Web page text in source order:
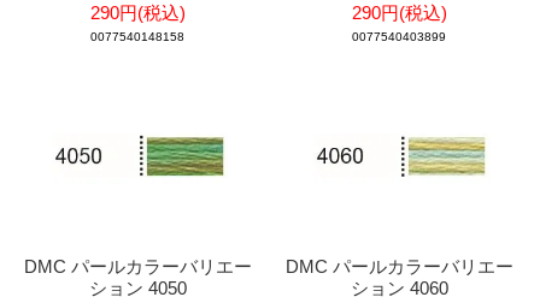
290円(税込)
0077540148158
290円(税込)
0077540403899
DMC パールカラーバリエー
ション 4050
DMC パールカラーバリエー
ション 4060